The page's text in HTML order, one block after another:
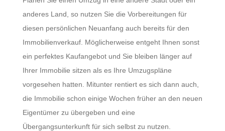
anderes Land, so nutzen Sie die Vorbereitungen für
diesen persönlichen Neuanfang auch bereits für den
Immobilienverkauf. Möglicherweise entgeht Ihnen sonst
ein perfektes Kaufangebot und Sie bleiben länger auf
Ihrer Immobilie sitzen als es Ihre Umzugspläne
vorgesehen hatten. Mitunter rentiert es sich dann auch,
die Immobilie schon einige Wochen früher an den neuen
Eigentümer zu übergeben und eine
Übergangsunterkunft für sich selbst zu nutzen.